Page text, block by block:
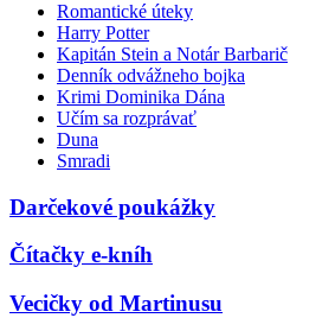
Romantické úteky
Harry Potter
Kapitán Stein a Notár Barbarič
Denník odvážneho bojka
Krimi Dominika Dána
Učím sa rozprávať
Duna
Smradi
Darčekové poukážky
Čítačky e-kníh
Vecičky od Martinusu